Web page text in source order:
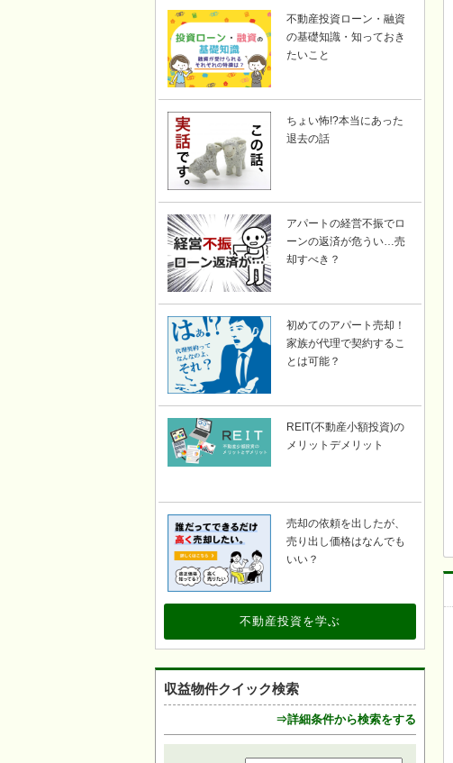
ードの不動産を探して｜KICHI6（キチ
ロク）
不動産投資ローン・融資
の基礎知識・知っておき
たいこと
ちょい怖!?本当にあった
退去の話
アパートの経営不振でロ
ーンの返済が危うい…売
却すべき？
初めてのアパート売却！
家族が代理で契約するこ
とは可能？
REIT(不動産小額投資)の
メリットデメリット
売却の依頼を出したが、
売り出し価格はなんでも
いい？
不動産投資を学ぶ
収益物件クイック検索
⇒詳細条件から検索をする